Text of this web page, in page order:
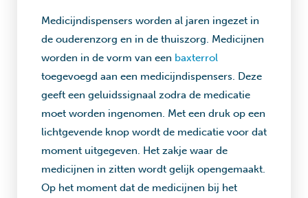
Medicijndispensers worden al jaren ingezet in
de ouderenzorg en in de thuiszorg. Medicijnen
worden in de vorm van een baxterrol
toegevoegd aan een medicijndispensers. Deze
geeft een geluidssignaal zodra de medicatie
moet worden ingenomen. Met een druk op een
lichtgevende knop wordt de medicatie voor dat
moment uitgegeven. Het zakje waar de
medicijnen in zitten wordt gelijk opengemaakt.
Op het moment dat de medicijnen bij het